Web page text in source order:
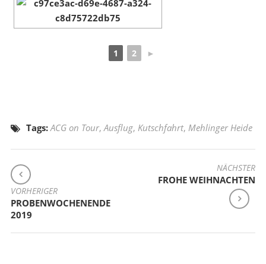
1 2 ►
Tags: ACG on Tour,Ausflug, Kutschfahrt, Mehlinger Heide
BEITRAGSNAVIGATION
VORHERIGER
PROBENWOCHENENDE
2019
NÄCHSTER
FROHE WEIHNACHTEN